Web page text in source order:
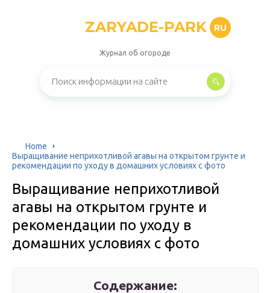
ZARYADE-PARK RU
Журнал об огороде
Home
Выращивание неприхотливой агавы на открытом грунте и
рекомендации по уходу в домашних условиях с фото
Выращивание неприхотливой
агавы на открытом грунте и
рекомендации по уходу в
домашних условиях с фото
Содержание: